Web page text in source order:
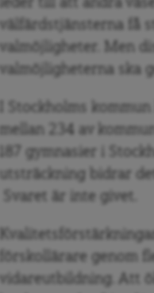
leder till att andra
välfärdstjänsterna få
valmöjligheter. Men
valmöjligheterna ska
I Stockholms
mellan 234 av
187 gymnasier i
utsträckning bidrar
Svaret är inte givet.
förskollärare genom
vidareutbildning. Att